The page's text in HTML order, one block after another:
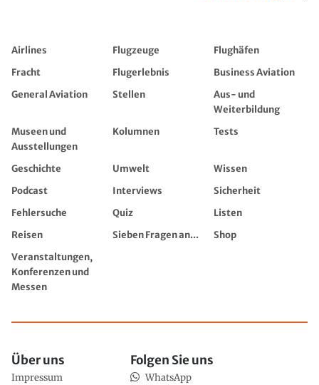
Airlines Flugzeuge
Flughäfen
Fracht
Flugerlebnis
Business Aviation
General Aviation
Stellen
Aus- und
Weiterbildung
Museen und
Ausstellungen
Kolumnen Tests
Geschichte Umwelt
Wissen
Podcast
Interviews
Sicherheit
Fehlersuche
Quiz
Listen
Reisen
Sieben Fragen an...
Shop
Veranstaltungen,
Konferenzen und
Messen
Über uns
Impressum
Folgen Sie uns
WhatsApp